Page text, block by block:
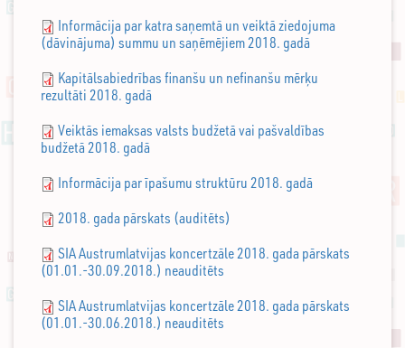
Informācija par katra saņemtā un veiktā ziedojuma
(dāvinājuma) summu un saņēmējiem 2018. gadā
Kapitālsabiedrības finanšu un nefinanšu mērķu
rezultāti 2018. gadā
Veiktās iemaksas valsts budžetā vai pašvaldības
budžetā 2018. gadā
Informācija par īpašumu struktūru 2018. gadā
2018. gada pārskats (auditēts)
SIA Austrumlatvijas koncertzāle 2018. gada pārskats
(01.01.-30.09.2018.) neauditēts
SIA Austrumlatvijas koncertzāle 2018. gada pārskats
(01.01.-30.06.2018.) neauditēts